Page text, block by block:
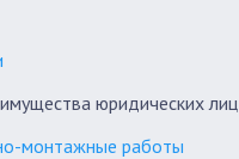
юридических лиц
монтажные работы